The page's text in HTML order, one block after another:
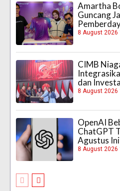
Amartha
Guncang
8 August 2026
CIMB
dan
8 August 2026
OpenAI
ChatGPT
Agustus Ini
8 August 2026